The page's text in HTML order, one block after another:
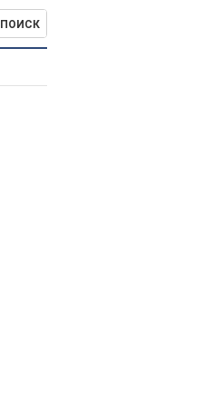
ПОИСК